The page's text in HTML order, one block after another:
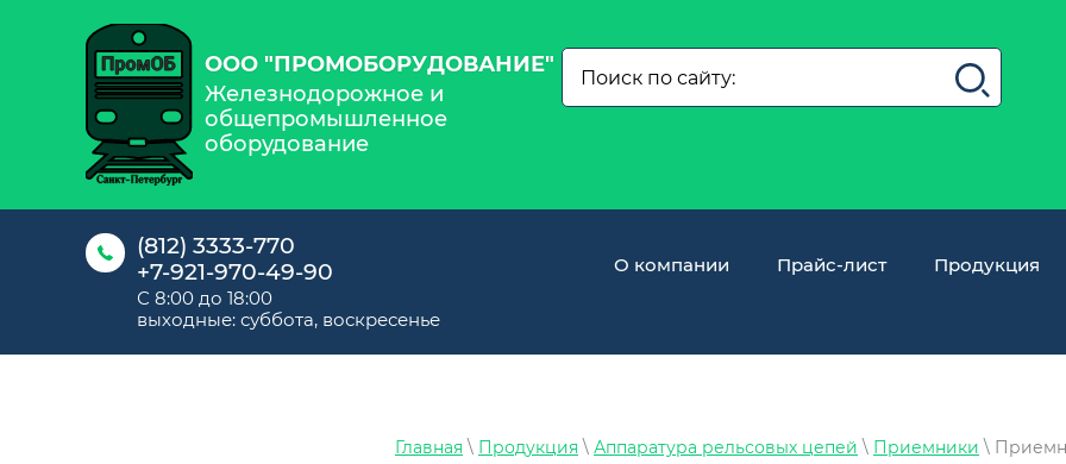
ООО "ПРОМОБОРУДОВАНИЕ"
Железнодорожное и
общепромышленное
оборудование
(812) 3333-770
+7-921-970-49-90
С 8:00 до 18:00
выходные: суббота, воскресенье
О компании Прайс-лист Продукция
Главная \ Продукция \ Аппаратура рельсовых цепей \ Приемники \